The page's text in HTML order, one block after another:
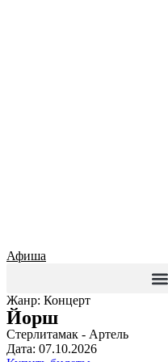
Афиша
Жанр: Концерт
Йорш
Стерлитамак - Артель
Дата: 07.10.2026